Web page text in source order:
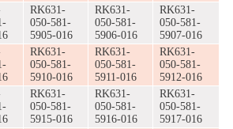
RK631-
050-581-
5905-016
RK631-
050-581-
5906-016
RK631-
050-581-
5907-016
RK631-
050-581-
5910-016
RK631-
050-581-
5911-016
RK631-
050-581-
5912-016
RK631-
050-581-
5915-016
RK631-
050-581-
5916-016
RK631-
050-581-
5917-016